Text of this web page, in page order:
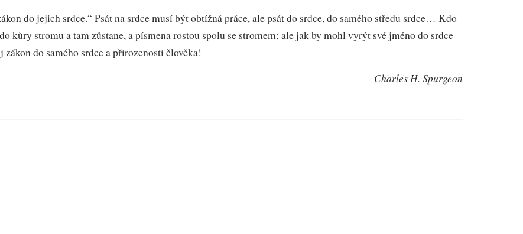
do jejich srdce.“ Psát na srdce musí být obtížná práce, ale psát do srdce, do samého středu srdce… Kdo
kůry stromu a tam zůstane, a písmena rostou spolu se stromem; ale jak by mohl vyrýt své jméno do srdce
do samého srdce a přirozenosti člověka!
Charles H. Spurgeon